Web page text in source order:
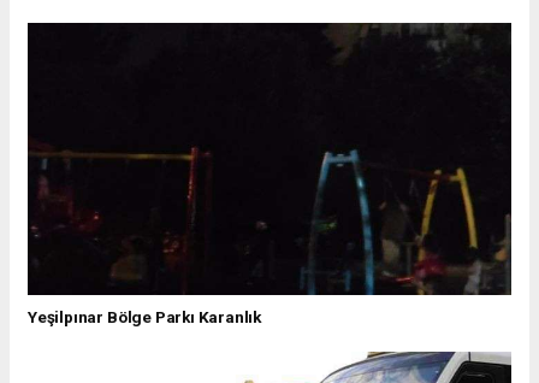
Yeşilpınar Bölge Parkı Karanlık